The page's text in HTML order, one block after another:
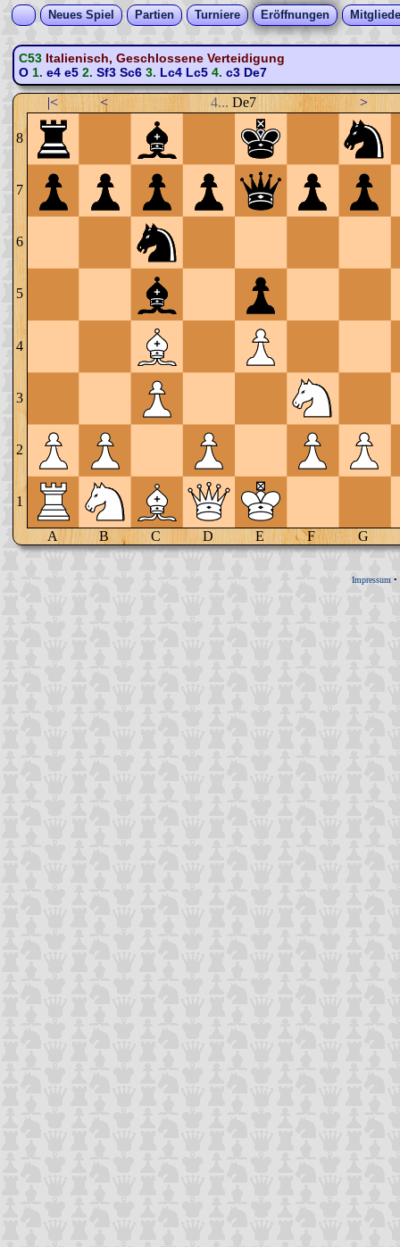
Neues Spiel Partien Turniere Eröffnungen
C53 Italienisch, Geschlossene Verteidigung
O1. e4 e52. Sf3 Sc63. Lc4 Lc54. c3 De7
|< < 4... De7 >
8
7
6
5
4
3
2
1
A B C D E F G
Impressum •